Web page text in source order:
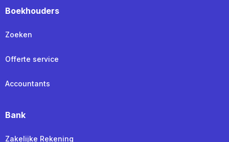
Boekhouders
Zoeken
Offerte service
Accountants
Bank
Zakelijke Rekening